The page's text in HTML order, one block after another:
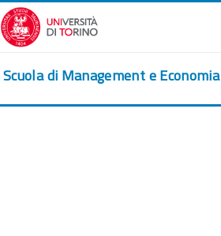
Salta al contenido principal
Scuola di Management e Economia